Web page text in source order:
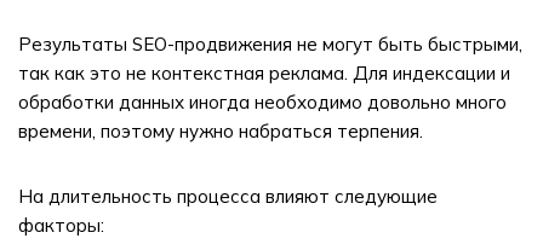
Результаты SEO-продвижения не могут быть быстрыми,
так как это не контекстная реклама. Для индексации и
обработки данных иногда необходимо довольно много
времени, поэтому нужно набраться терпения.
На длительность процесса влияют следующие
факторы: